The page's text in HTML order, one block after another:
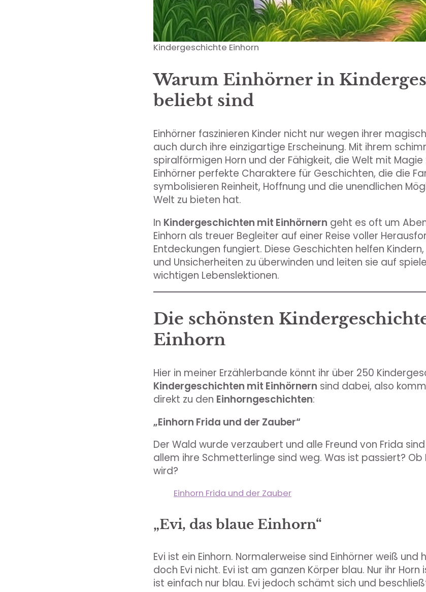
Kindergeschichte Einhorn
Warum Einhörner in
beliebt sind
Einhörner faszinieren Kinder nicht nur wegen ihrer
auch durch ihre einzigartige Erscheinung. Mit ihrem
spiralförmigen Horn und der Fähigkeit, die Welt mit
Einhörner perfekte Charaktere für Geschichten, die die
symbolisieren Reinheit, Hoffnung und die unendlichen
Welt zu bieten hat.
In Kindergeschichten mit Einhörnern geht es oft um
Einhorn als treuer Begleiter auf einer Reise voller
Entdeckungen fungiert. Diese Geschichten helfen
und Unsicherheiten zu überwinden und leiten sie auf
wichtigen Lebenslektionen.
Die schönsten
Einhorn
Hier in meiner Erzählerbande könnt ihr über 250
Kindergeschichten mit Einhörnern sind dabei, also
direkt zu den Einhorngeschichten:
„Einhorn Frida und der Zauber“
Der Wald wurde verzaubert und alle Freund von Frida
allem ihre Schmetterlinge sind weg. Was ist passiert? Ob
wird?
Einhorn Frida und der Zauber
„Evi, das blaue Einhorn“
Evi ist ein Einhorn. Normalerweise sind Einhörner weiß
doch Evi nicht. Evi ist am ganzen Körper blau. Nur ihr
ist einfach nur blau. Evi jedoch schämt sich und